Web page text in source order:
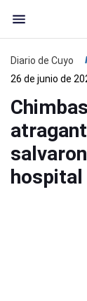
Diario de Cuyo
26 de junio de
hospital